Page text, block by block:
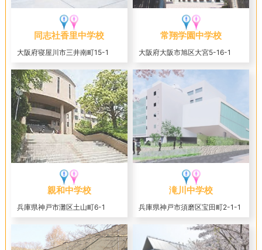
同志社香里中学校
大阪府寝屋川市三井南町15-1
常翔学園中学校
大阪府大阪市旭区大宮5-16-1
親和中学校
兵庫県神戸市灘区土山町6-1
滝川中学校
兵庫県神戸市須磨区宝田町2-1-1